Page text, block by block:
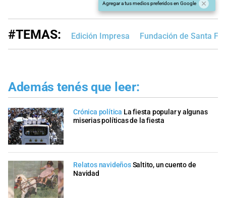
Agregar a tus medios preferidos en Google
#TEMAS: Edición Impresa Fundación de Santa Fe
Además tenés que leer:
Crónica política La fiesta popular y algunas
miserias políticas de la fiesta
Relatos navideñosSaltito, un cuento de
Navidad